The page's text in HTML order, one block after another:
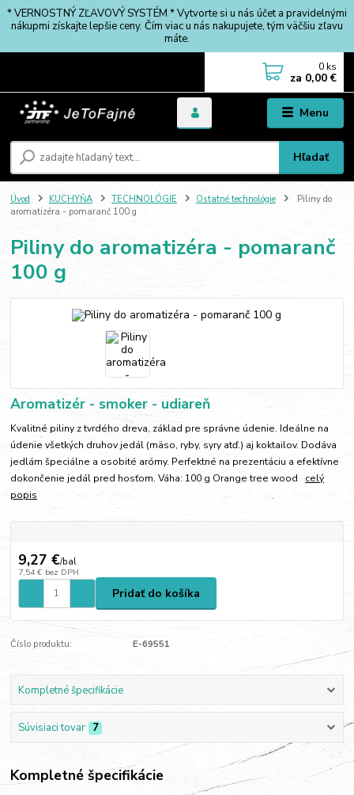
* VERNOSTNÝ ZĽAVOVÝ SYSTÉM * Vytvorte si u nás účet a pravidelnými
nákupmi získajte lepšie ceny. Čím viac u nás nakupujete, tým väčšiu zľavu
máte.
Menu
Hľadať
0 ks
za 0,00 €
Úvod KUCHYŇA TECHNOLÓGIE Ostatné technológie
Piliny do
aromatizéra - pomaranč 100 g
Piliny do aromatizéra - pomaranč
100 g
Aromatizér - smoker - udiareň
Kvalitné piliny z tvrdého dreva, základ pre správne údenie. Ideálne na
údenie všetkých druhov jedál (mäso, ryby, syry atď.) aj koktailov. Dodáva
jedlám špeciálne a osobité arómy. Perfektné na prezentáciu a efektívne
dokončenie jedál pred hosťom. Váha: 100 g Orange tree wood celý
popis
9,27 €/bal
7,54 € bez DPH
Pridať do košíka
Číslo produktu: E-69551
Kompletné špecifikácie
Súvisiaci tovar 7
Kompletné špecifikácie